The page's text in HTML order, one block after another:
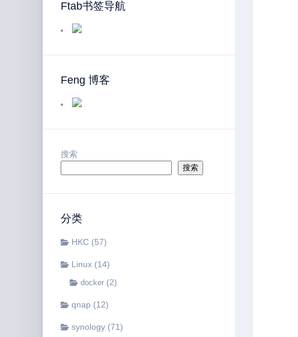
Ftab书签导航
Feng 博客
搜索
搜索
分类
HKC(57)
Linux(14)
docker(2)
qnap (12)
synology(71)